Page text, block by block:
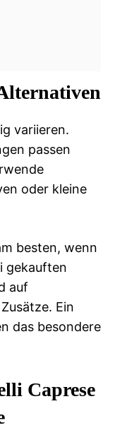
variieren.
passen
oder kleine
besten, wenn
gekauften
auf
Ein
das besondere
Caprese